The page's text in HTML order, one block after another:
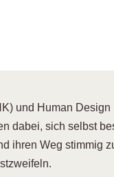
und Human Design
dabei, sich selbst
ihren Weg stimmig